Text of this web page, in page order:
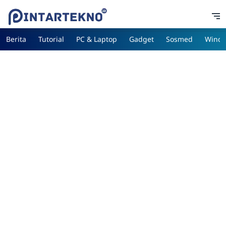
Berita Tutorial PC & Laptop Gadget Sosmed